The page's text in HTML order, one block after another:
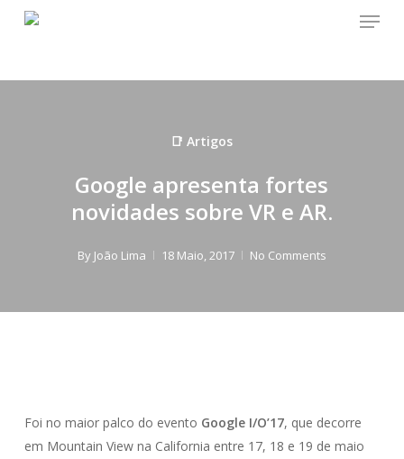
content
Menu
📑 Artigos
Google apresenta fortes
novidades sobre VR e AR.
By João Lima 18 Maio, 2017 No Comments
Foi no maior palco do evento Google I/O’17, que decorre
em Mountain View na California entre 17, 18 e 19 de maio